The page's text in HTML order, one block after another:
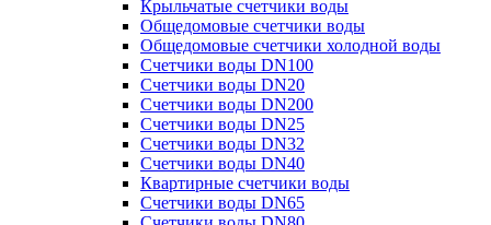
Крыльчатые счетчики воды
Общедомовые счетчики воды
Общедомовые счетчики холодной воды
Счетчики воды DN100
Счетчики воды DN20
Счетчики воды DN200
Счетчики воды DN25
Счетчики воды DN32
Счетчики воды DN40
Квартирные счетчики воды
Счетчики воды DN65